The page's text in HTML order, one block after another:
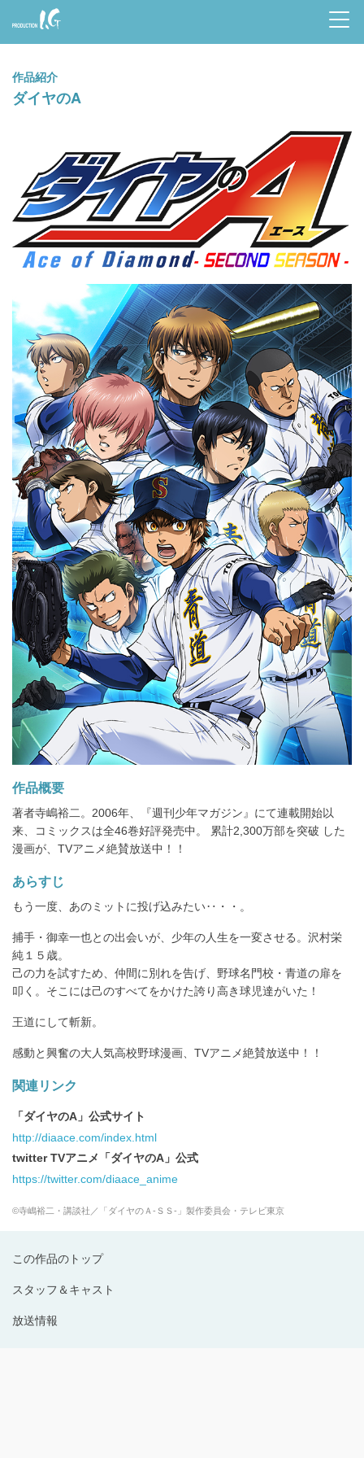
Prod
uctio
n I.G
作品紹介
ダイヤのA
この作品のトップ
スタッフ＆キャスト
放送情報
作品概要
著者寺嶋裕二。2006年、『週刊少年マガジン』にて連載開始以
来、コミックスは全46巻好評発売中。 累計2,300万部を突破 した
漫画が、TVアニメ絶賛放送中！！
あらすじ
もう一度、あのミットに投げ込みたい‥・・。
捕手・御幸一也との出会いが、少年の人生を一変させる。沢村栄
純１５歳。
己の力を試すため、仲間に別れを告げ、野球名門校・青道の扉を
叩く。そこには己のすべてをかけた誇り高き球児達がいた！
王道にして斬新。
感動と興奮の大人気高校野球漫画、TVアニメ絶賛放送中！！
関連リンク
「ダイヤのA」公式サイト
http://diaace.com/index.html
twitter TVアニメ「ダイヤのA」公式
https://twitter.com/diaace_anime
©寺嶋裕二・講談社／「ダイヤのＡ‐ＳＳ‐」製作委員会・テレビ東京